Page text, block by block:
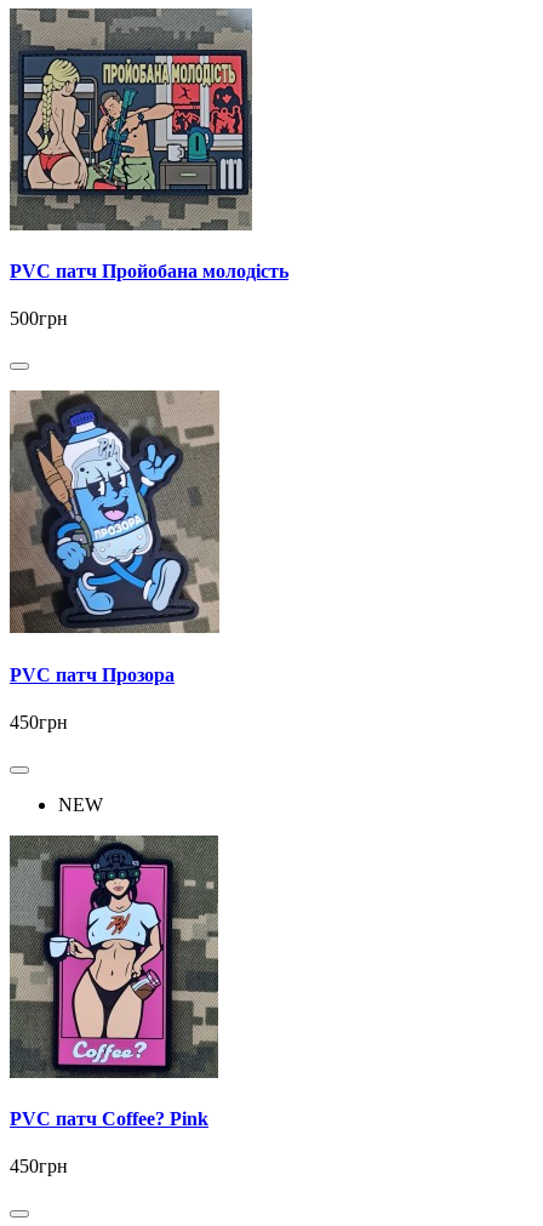
PVC патч Пройобана молодість
500грн
PVC патч Прозора
450грн
NEW
PVC патч Coffee? Pink
450грн